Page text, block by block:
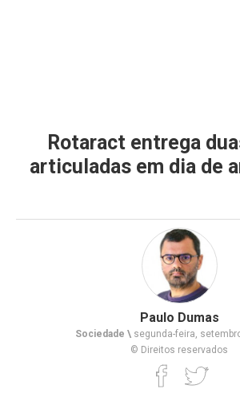
Rotaract entrega
articuladas em dia de
Paulo Dumas
Sociedade \ segunda-feira,
© Direitos reservados